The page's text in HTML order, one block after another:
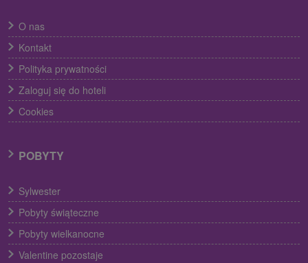
O nas
Kontakt
Polityka prywatności
Zaloguj się do hoteli
Cookies
POBYTY
Sylwester
Pobyty świąteczne
Pobyty wielkanocne
Valentine pozostaje